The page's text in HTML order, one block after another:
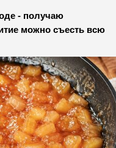
- получаю
можно съесть всю